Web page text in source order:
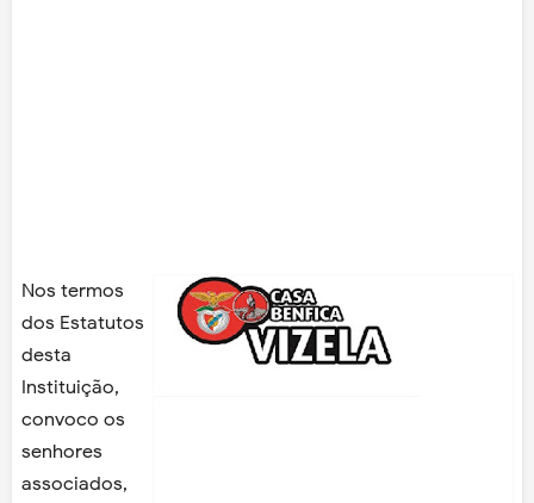
Nos termos
dos Estatutos
desta
Instituição,
convoco os
senhores
associados,